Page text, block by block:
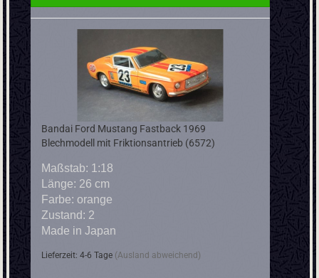
Bandai Ford Mustang Fastback 1969
Blechmodell mit Friktionsantrieb (6572)
Maßstab: 1:18
Länge: 26 cm
Farbe: orange
Zustand: 2
Made in Japan
Lieferzeit: 4-6 Tage (Ausland abweichend)